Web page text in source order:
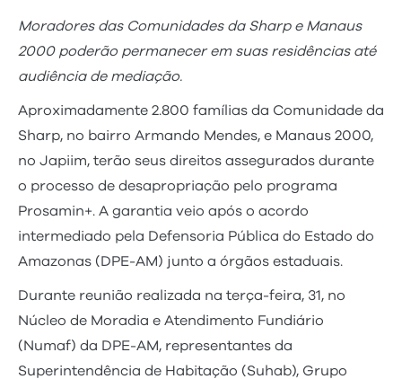
Moradores das Comunidades da Sharp e Manaus
2000 poderão permanecer em suas residências até
audiência de mediação.
Aproximadamente 2.800 famílias da Comunidade da
Sharp, no bairro Armando Mendes, e Manaus 2000,
no Japiim, terão seus direitos assegurados durante
o processo de desapropriação pelo programa
Prosamin+. A garantia veio após o acordo
intermediado pela Defensoria Pública do Estado do
Amazonas (DPE-AM) junto a órgãos estaduais.
Durante reunião realizada na terça-feira, 31, no
Núcleo de Moradia e Atendimento Fundiário
(Numaf) da DPE-AM, representantes da
Superintendência de Habitação (Suhab), Grupo